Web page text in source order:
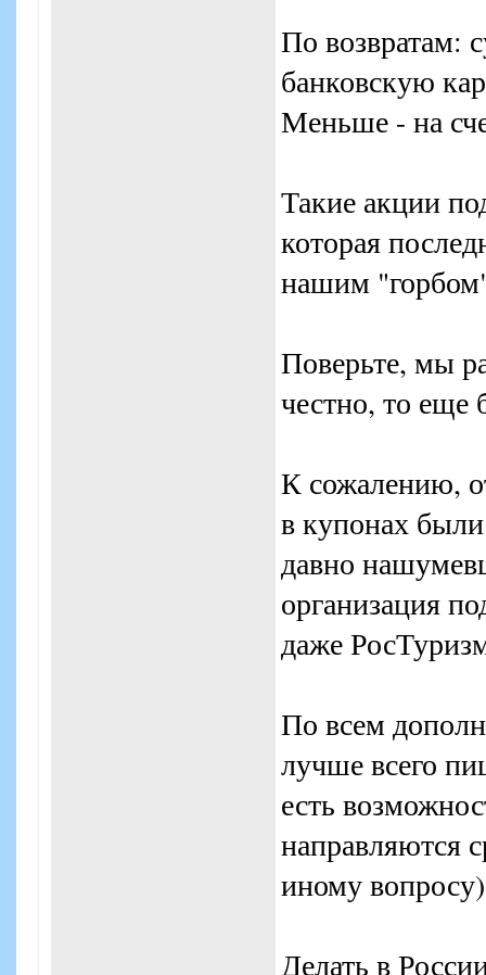
По возвратам:
банковскую
Меньше - на
Такие акции
которая
нашим
Поверьте, мы
честно, то еще
К сожалению,
в купонах
давно
организация
даже
По всем
лучше всего
есть
направляются
иному вопросу)
Делать в